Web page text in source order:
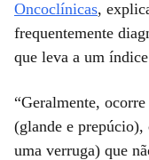
Oncoclínicas,
frequentemente
que leva a um
“Geralmente,
(glande e
uma verruga) que